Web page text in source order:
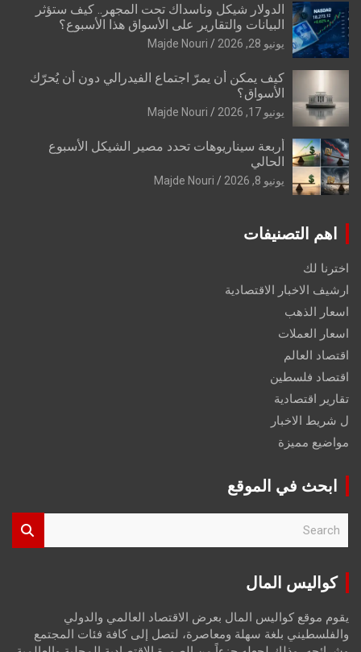
الدولار شيكل وناسداك تحت المجهر.. كيف ستؤثر
البيانات والتقارير على الأسواق هذا الأسبوع؟
يونيو 28, 2026 Majde Nouri
كيف يمكن أن يمرّ اجتماع الفيدرالي دون أن يُحرّك
الأسواق؟
يونيو 17, 2026 Majde Nouri
أربعة سيناريوهات تحدد مصير الشيكل الأسبوع
الحالي
يونيو 8, 2026 Majde Nouri
اهم التصنيفات
اخترنا لك
ارشيف الاخبار الاقتصادية
اسعار الذهب
اسعار العملات
اقتصاد العالم
اقتصاد فلسطين
تقارير اقتصادية
ل شريط الاخبار
مواضيع مميزة
ابحث في الموقع
r
كواليس المال
يقوم موقع كواليس المال بعرض الاقتصاد العالمي والدولي
والفلسطيني بلغة سهلة ومعاصرة، لتصل إلى كافة فئات المجتمع